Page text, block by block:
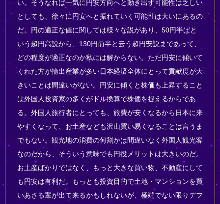
い。そうなれば一気に円安方向へと動き出す可能性は乏しい
としても、徐々に円安へと振れていく可能性は大いにあるの
だ。円の適正な値に関しては様々な説があり、50円半ばと
いう超円高説から、130円前半と云う超円安説まであって、
どの程度が適正なのか私には解からない。ただ円安に傾いて
くれた方が輸出産業が多い日本経済全体にとって貢献度が大
きいことは間違いがない。円安に傾くと株価も上昇すること
は外国人投資家の多くがドル換算で株価を捉えるからであ
る。外国人旅行者にとっても、旅費が安くなるから日本に来
やすくなって、お土産なども沢山買い易くなることは言うま
でもない。観光地の消費の何割かは間違いなく外国人観光客
なのだから、そういう意味でも円役メリットは大きいのだ。
お土産ばかりではなく、もっと大きな買い物、不動産にして
も円安は有利だ。もっとも投資目的で土地・マンションを買
いあさる輩が出て来るかもしれないが、極端でない限りデフ